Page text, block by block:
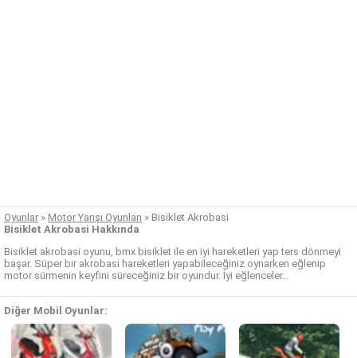
Oyunlar » Motor Yarışı Oyunları » Bisiklet Akrobasi
Bisiklet Akrobasi Hakkında
Bisiklet akrobasi oyunu, bmx bisiklet ile en iyi hareketleri yap ters dönmeyi
başar. Süper bir akrobasi hareketleri yapabileceğiniz oynarken eğlenip
motor sürmenin keyfini süreceğiniz bir oyundur. İyi eğlenceler…
Diğer Mobil Oyunlar: